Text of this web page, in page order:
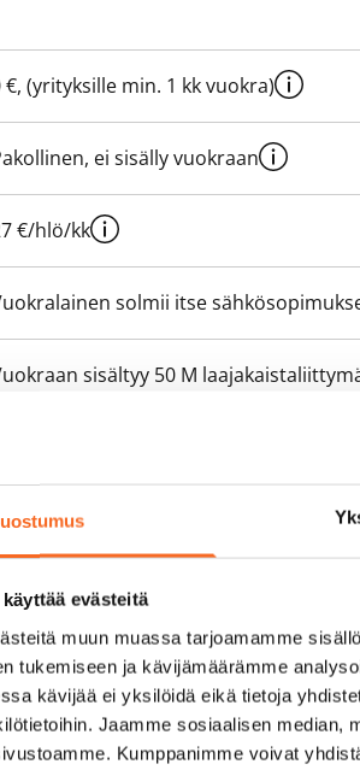
evästeitä
muun muassa tarjoamamme
tukemiseen ja kävijämäärämme
kävijää ei yksilöidä eikä tietoja
Jaamme sosiaalisen median,
Kumppanimme voivat
€, (yrityksille min. 1 kk vuokra)
ei sisälly vuokraan
€/hlö/kk
solmii itse
sisältyy 50 M